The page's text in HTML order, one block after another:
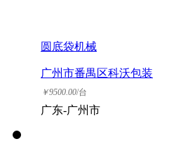
圆底袋机械
广州市番禺区科沃包装
机械厂
￥9500.00/台
广东-广州市